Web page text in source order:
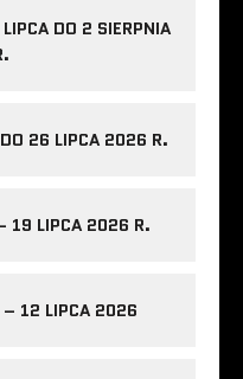
DO 2 SIERPNIA
26 LIPCA 2026 R.
19 LIPCA 2026 R.
– 12 LIPCA 2026